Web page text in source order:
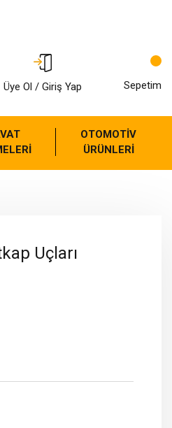
Üye Ol / Giriş Yap Sepetim
OTOMOTİV
ÜRÜNLERİ
Uçları